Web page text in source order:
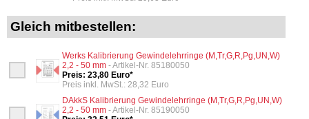
Gleich mitbestellen:
Werks Kalibrierung Gewindelehrringe (M,Tr,G,R,Pg,UN,W)
2,2 - 50 mm - Artikel-Nr. 85180050
Preis: 23,80 Euro*
Preis inkl. MwSt.: 28,32 Euro
DAkkS Kalibrierung Gewindelehrringe (M,Tr,G,R,Pg,UN,W)
2,2 - 50 mm - Artikel-Nr. 85190050